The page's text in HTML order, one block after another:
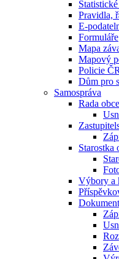
Pravidla,
E-
Formuláře
Mapa
Mapový
Policie ČR
Dům pro
Samospráva
Rada obce
Starostka
Výbory a